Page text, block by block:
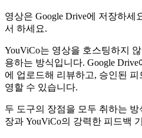
영상은 Google Drive에 저장하세
서 하세요.
YouViCo는 영상을 호스팅하지
용하는 방식입니다. Google
에 업로드해 리뷰하고, 승인된
영할 수 있습니다.
두 도구의 장점을 모두 취하는
장과 YouViCo의 강력한 피드백